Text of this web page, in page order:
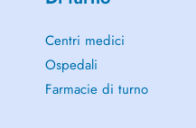
Centri medici
Ospedali
Farmacie di turno